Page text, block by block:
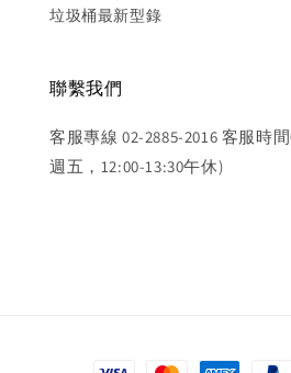
垃圾桶最新型錄
聯繫我們
客服專線 02-2885-2016 客服時
週五，12:00-13:30午休)